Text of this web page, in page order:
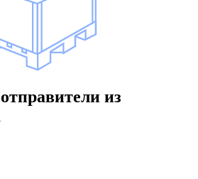
отправители из